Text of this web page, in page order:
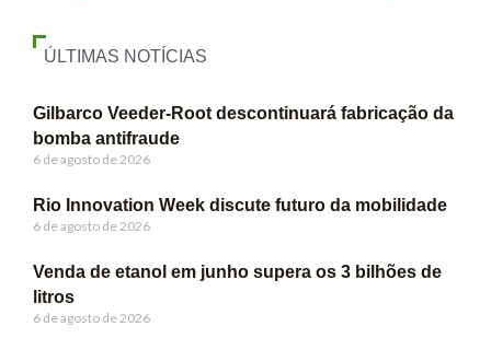
ÚLTIMAS NOTÍCIAS
Gilbarco Veeder-Root descontinuará fabricação da
bomba antifraude
6 de agosto de 2026
Rio Innovation Week discute futuro da mobilidade
6 de agosto de 2026
Venda de etanol em junho supera os 3 bilhões de
litros
6 de agosto de 2026